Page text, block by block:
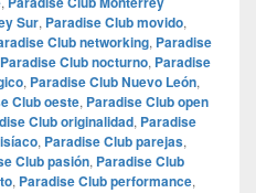
Sur, Paradise Club movido,
Club networking, Paradise
Paradise Club nocturno, Paradise
, Paradise Club Nuevo León,
Club oeste, Paradise Club open
Club originalidad, Paradise
, Paradise Club parejas,
Club pasión, Paradise Club
, Paradise Club performance,